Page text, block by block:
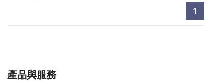
1
產品與服務